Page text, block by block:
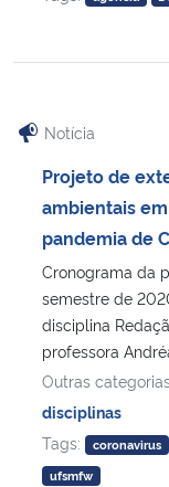
Notícia
Projeto de
ambientais
pandemia de
Cronograma da
semestre de
disciplina
professora
Outras
disciplinas
Tags:
coronavirus
ufsmfw